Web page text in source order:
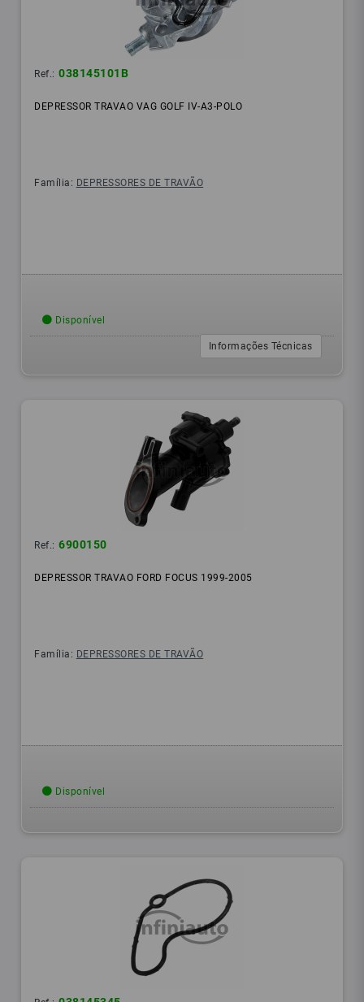
Ref.: 038145101B
DEPRESSOR TRAVAO VAG GOLF IV-A3-POLO
Família: DEPRESSORES DE TRAVÃO
Disponível
Informações Técnicas
Ref.: 6900150
DEPRESSOR TRAVAO FORD FOCUS 1999-2005
Família: DEPRESSORES DE TRAVÃO
Disponível